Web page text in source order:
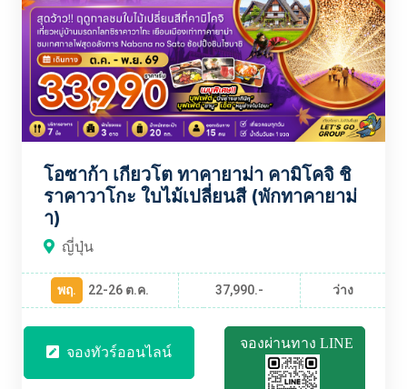
โอซาก้า เกียวโต ทาคายาม่า คามิโคจิ ชิ
ราคาวาโกะ ใบไม้เปลี่ยนสี (พักทาคายาม่
า)
ญี่ปุ่น
พฤ. 22-26 ต.ค. 37,990.- ว่าง
จองทัวร์ออนไลน์ จองผ่านทาง LINE